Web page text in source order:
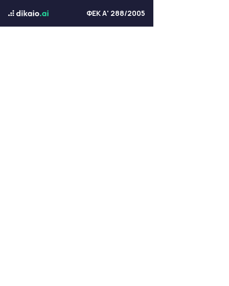
ΦΕΚ Α' 288/2005